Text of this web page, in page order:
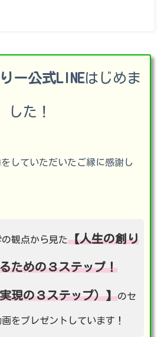
ー公式LINEはじめま
した！
していただいたご縁に感謝し
観点から見た【人生の創り
ための３ステップ！
現の３ステップ）】のセ
をプレゼントしています！